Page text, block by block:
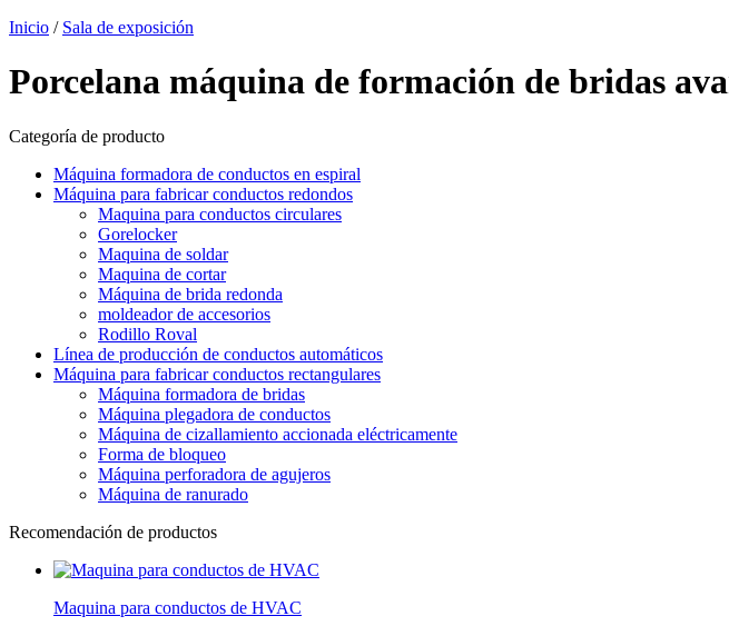
Inicio / Sala de exposición
Porcelana máquina de formación de bridas
Categoría de producto
Máquina formadora de conductos en espiral
Máquina para fabricar conductos redondos
Maquina para conductos circulares
Gorelocker
Maquina de soldar
Maquina de cortar
Máquina de brida redonda
moldeador de accesorios
Rodillo Roval
Línea de producción de conductos automáticos
Máquina para fabricar conductos rectangulares
Máquina formadora de bridas
Máquina plegadora de conductos
Máquina de cizallamiento accionada eléctricamente
Forma de bloqueo
Máquina perforadora de agujeros
Máquina de ranurado
Recomendación de productos
Maquina para conductos de HVAC